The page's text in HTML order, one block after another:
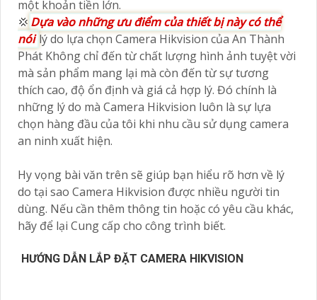
một khoản tiền lớn.
💢 Dựa vào những ưu điểm của thiết bị này có thể
nóilý do lựa chọn Camera Hikvision của An Thành
Phát Không chỉ đến từ chất lượng hình ảnh tuyệt vời
mà sản phẩm mang lại mà còn đến từ sự tương
thích cao, độ ổn định và giá cả hợp lý. Đó chính là
những lý do mà Camera Hikvision luôn là sự lựa
chọn hàng đầu của tôi khi nhu cầu sử dụng camera
an ninh xuất hiện.
Hy vọng bài văn trên sẽ giúp bạn hiểu rõ hơn về lý
do tại sao Camera Hikvision được nhiều người tin
dùng. Nếu cần thêm thông tin hoặc có yêu cầu khác,
hãy để lại Cung cấp cho công trình biết.
HƯỚNG DẪN LẮP ĐẶT CAMERA HIKVISION